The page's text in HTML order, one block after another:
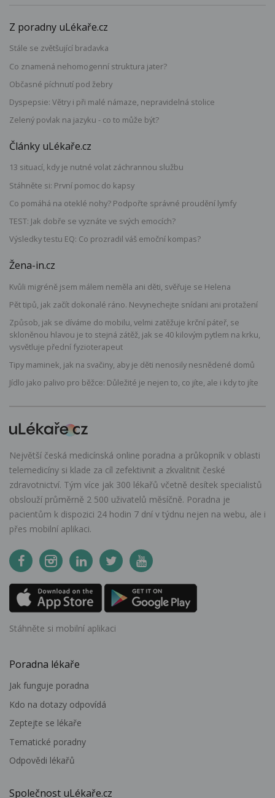
Z poradny uLékaře.cz
Stále se zvětšující bradavka
Co znamená nehomogenní struktura jater?
Občasné píchnutí pod žebry
Dyspepsie: Větry i při malé námaze, nepravidelná stolice
Zelený povlak na jazyku - co to může být?
Články uLékaře.cz
13 situací, kdy je nutné volat záchrannou službu
Stáhněte si: První pomoc do kapsy
Co pomáhá na oteklé nohy? Podpořte správné proudění lymfy
TEST: Jak dobře se vyznáte ve svých emocích?
Výsledky testu EQ: Co prozradil váš emoční kompas?
Žena-in.cz
Kvůli migréně jsem málem neměla ani děti, svěřuje se Helena
Pět tipů, jak začít dokonalé ráno. Nevynechejte snídani ani protažení
Způsob, jak se díváme do mobilu, velmi zatěžuje krční páteř, se
skloněnou hlavou je to stejná zátěž, jak se 40 kilovým pytlem na krku,
vysvětluje přední fyzioterapeut
Tipy maminek, jak na svačiny, aby je děti nenosily nesnědené domů
Jídlo jako palivo pro běžce: Důležité je nejen to, co jíte, ale i kdy to jíte
Největší česká medicínská online poradna a průkopník v oblasti
telemedicíny si klade za cíl zefektivnit a zkvalitnit české
zdravotnictví. Tým více jak 300 lékařů včetně desítek specialistů
obslouží průměrně 2 500 uživatelů měsíčně. Poradna je
pacientům k dispozici 24 hodin 7 dní v týdnu nejen na webu, ale i
přes mobilní aplikaci.
Stáhněte si mobilní aplikaci
Poradna lékaře
Jak funguje poradna
Kdo na dotazy odpovídá
Zeptejte se lékaře
Tematické poradny
Odpovědi lékařů
Společnost uLékaře.cz